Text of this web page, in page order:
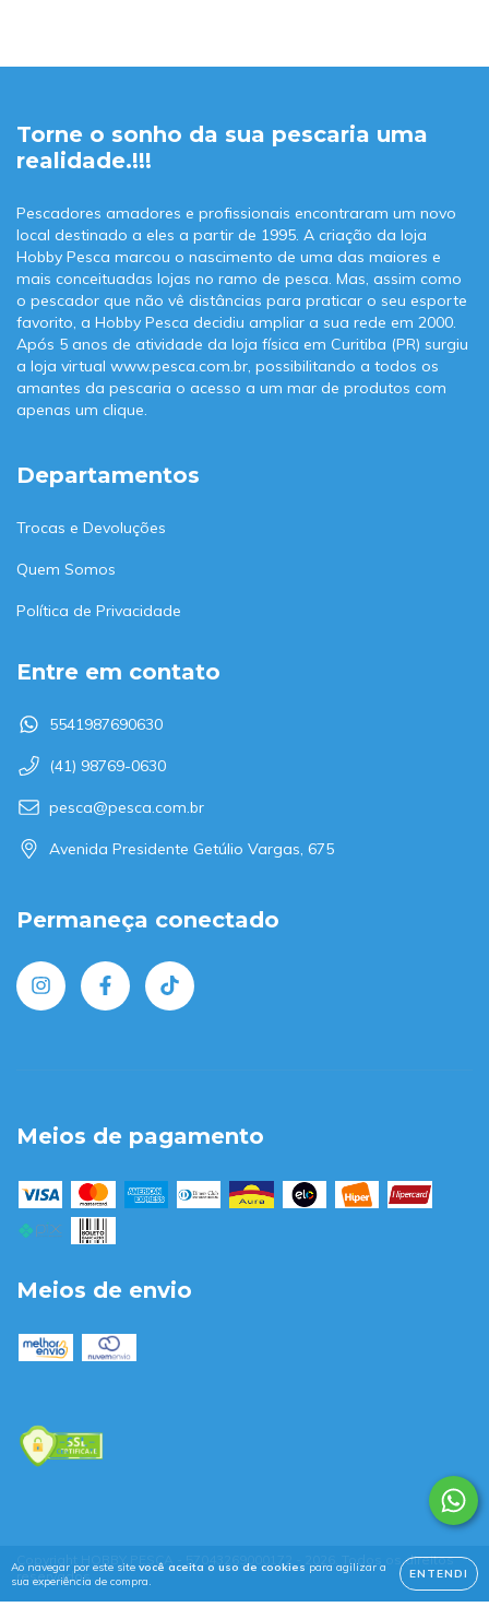
Ao navegar por este site você aceita o uso de cookies para agilizar a
sua experiência de compra.
ENTENDI
Torne o sonho da sua pescaria uma
realidade.!!!
Pescadores amadores e profissionais encontraram um novo
local destinado a eles a partir de 1995. A criação da loja
Hobby Pesca marcou o nascimento de uma das maiores e
mais conceituadas lojas no ramo de pesca. Mas, assim como
o pescador que não vê distâncias para praticar o seu esporte
favorito, a Hobby Pesca decidiu ampliar a sua rede em 2000.
Após 5 anos de atividade da loja física em Curitiba (PR) surgiu
a loja virtual www.pesca.com.br, possibilitando a todos os
amantes da pescaria o acesso a um mar de produtos com
apenas um clique.
Departamentos
Trocas e Devoluções
Quem Somos
Política de Privacidade
Entre em contato
5541987690630
(41) 98769-0630
pesca@pesca.com.br
Avenida Presidente Getúlio Vargas, 675
Permaneça conectado
Meios de pagamento
Meios de envio
Copyright HOBBY PESCA - 57043269000172 - 2026. Todos os direitos
reservados.